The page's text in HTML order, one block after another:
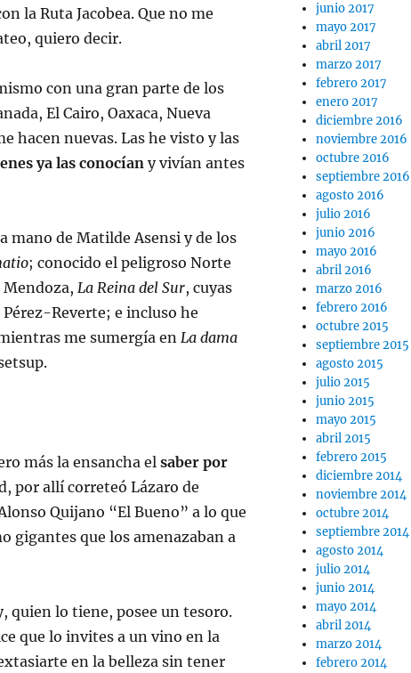
la Ruta Jacobea. Que no me
quiero decir.
con una gran parte de los
El Cairo, Oaxaca, Nueva
hacen nuevas. Las he visto y las
ya las conocíany vivían antes
mano de Matilde Asensi y de los
; conocido el peligroso Norte
Mendoza, La Reina del Sur, cuyas
Reverte; e incluso he
me sumergía enLa dama
más la ensancha el saber por
por allí correteó Lázaro de
Quijano “El Bueno” a lo que
gigantes que los amenazaban a
quien lo tiene, posee un tesoro.
que lo invites a un vino en la
en la belleza sin tener
junio 2017
mayo 2017
abril 2017
marzo 2017
febrero 2017
enero 2017
diciembre 2016
noviembre 2016
octubre 2016
septiembre 2016
agosto 2016
julio 2016
junio 2016
mayo 2016
abril 2016
marzo 2016
febrero 2016
octubre 2015
septiembre 2015
agosto 2015
julio 2015
junio 2015
mayo 2015
abril 2015
febrero 2015
diciembre 2014
noviembre 2014
octubre 2014
septiembre 2014
agosto 2014
julio 2014
junio 2014
mayo 2014
abril 2014
marzo 2014
febrero 2014